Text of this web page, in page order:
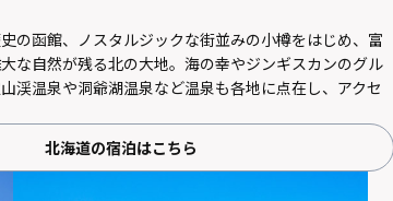
の函館、ノスタルジックな街並みの小樽をはじめ、富
な自然が残る北の大地。海の幸やジンギスカンのグル
渓温泉や洞爺湖温泉など温泉も各地に点在し、アクセ
北海道の宿泊はこちら